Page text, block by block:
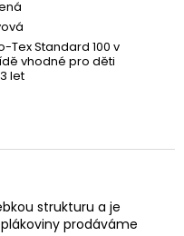
Tex Standard 100 v
vhodné pro děti
let
strukturu a je
prodáváme